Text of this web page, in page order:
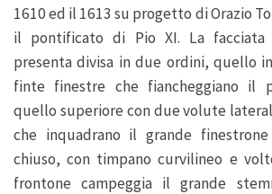
1610 ed il 1613 su progetto di Orazio
il pontificato di Pio XI. La facciata
presenta divisa in due ordini, quello
finte finestre che fiancheggiano il
quello superiore con due volute
che inquadrano il grande
chiuso, con timpano curvilineo e
frontone campeggia il grande